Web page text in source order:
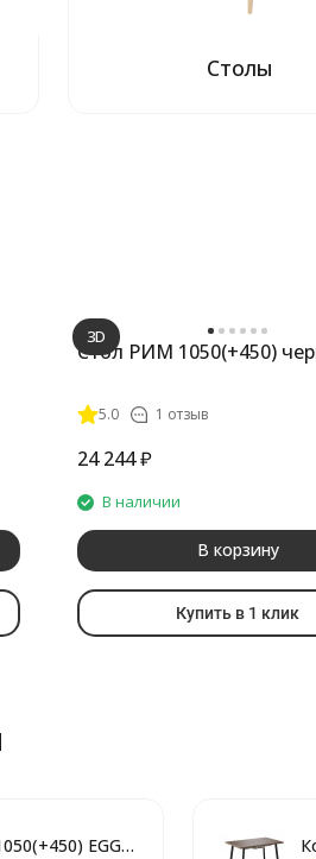
Столы
3D
Стол РИМ 1050(+450)
5.0 1 отзыв
24 244₽
В наличии
В корзину
Купить в 1 клик
Комплект Стол РИМ D-1050(+450) EGGER ОПОРА РИМ Черный Матовый м